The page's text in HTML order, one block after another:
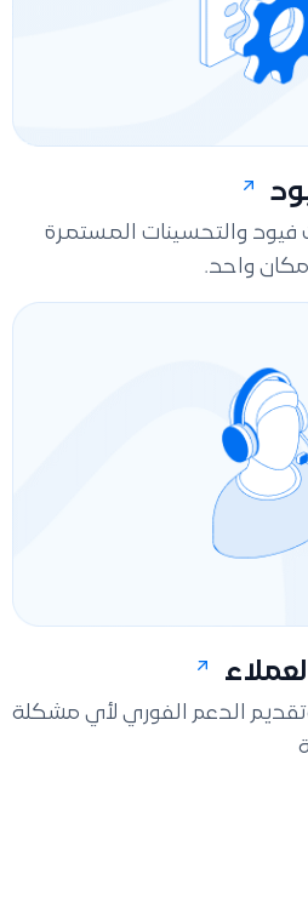
والتحسينات المستمرة
واحد.
الدعم الفوري لأي مشكلة